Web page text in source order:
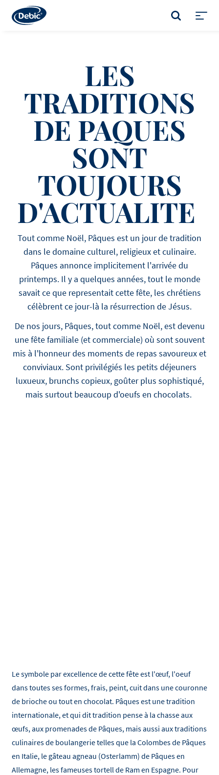
main
RECHERCHE
LES
TRADITIONS
DE PAQUES
SONT
TOUJOURS
D'ACTUALITE
Tout comme Noël, Pâques est un jour de tradition
dans le domaine culturel, religieux et culinaire.
Pâques annonce implicitement l'arrivée du
printemps. Il y a quelques années, tout le monde
savait ce que representait cette fête, les chrétiens
célèbrent ce jour-là la résurrection de Jésus.
De nos jours, Pâques, tout comme Noël, est devenu
une fête familiale (et commerciale) où sont souvent
mis à l'honneur des moments de repas savoureux et
conviviaux. Sont privilégiés les petits déjeuners
luxueux, brunchs copieux, goûter plus sophistiqué,
mais surtout beaucoup d'oeufs en chocolats.
Le symbole par excellence de cette fête est l'œuf, l'oeuf
dans toutes ses formes, frais, peint, cuit dans une couronne
de brioche ou tout en chocolat. Pâques est une tradition
internationale, et qui dit tradition pense à la chasse aux
œufs, aux promenades de Pâques, mais aussi aux traditions
culinaires de boulangerie telles que la Colombes de Pâques
en Italie, le gâteau agneau (Osterlamm) de Pâques en
Allemagne, les fameuses tortell de Ram en Espagne. Pour